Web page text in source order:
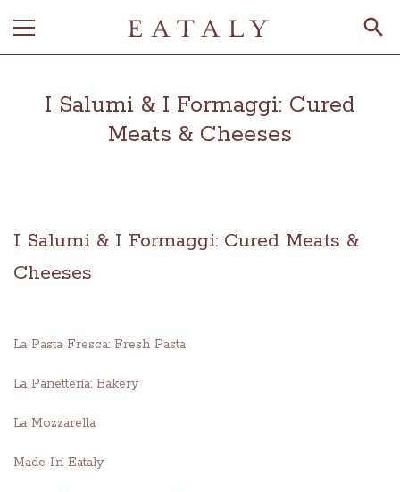
I Salumi & I Formaggi: Cured
Meats & Cheeses
I Salumi & I Formaggi: Cured Meats &
Cheeses
La Pasta Fresca: Fresh Pasta
La Panetteria: Bakery
La Mozzarella
Made In Eataly